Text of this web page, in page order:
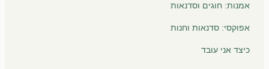
אמנות: חוגים וסדנאות
אפוקסי: סדנאות וחנות
כיצד אני עובד